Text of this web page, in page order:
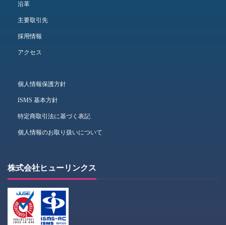
沿革
主要取引先
採用情報
アクセス
個人情報保護方針
ISMS 基本方針
特定商取引法に基づく表記
個人情報のお取り扱いについて
株式会社ヒューリンクス